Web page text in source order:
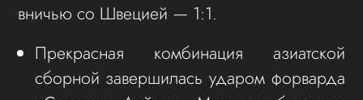
вничью со Швецией — 1:1.
Прекрасная комбинация азиатской
сборной завершилась ударом форварда